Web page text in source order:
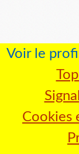
Voir le
Cookies